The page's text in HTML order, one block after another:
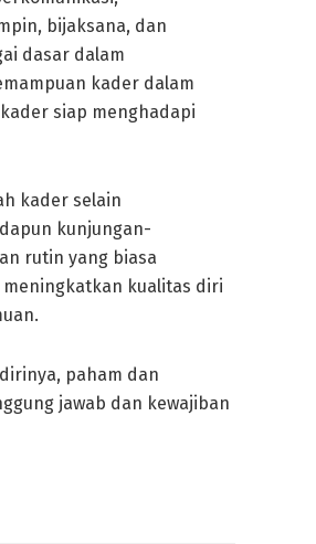
bijaksana, dan
dasar dalam
kader dalam
siap menghadapi
kader selain
kunjungan-
rutin yang biasa
kualitas diri
paham dan
jawab dan kewajiban